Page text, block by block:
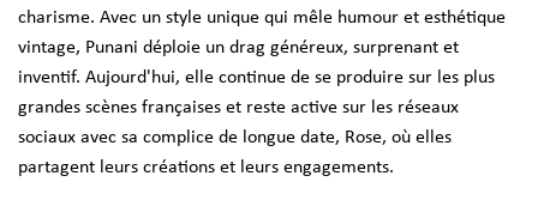
charisme. Avec un style unique qui mêle humour et esthétique
vintage, Punani déploie un drag généreux, surprenant et
inventif. Aujourd'hui, elle continue de se produire sur les plus
grandes scènes françaises et reste active sur les réseaux
sociaux avec sa complice de longue date, Rose, où elles
partagent leurs créations et leurs engagements.